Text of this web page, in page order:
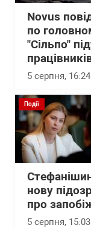
Novus
по
"Сільпо"
5 серпня, 16:24
Події
нову
про
5 серпня, 15:03